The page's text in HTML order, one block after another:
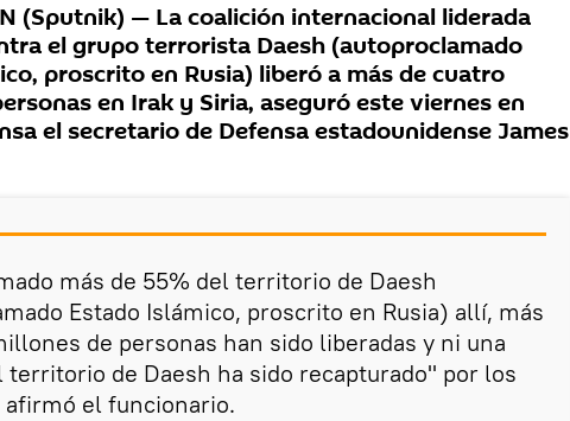
(Sputnik) — La coalición internacional liderada
el grupo terrorista Daesh (autoproclamado
proscrito en Rusia) liberó a más de cuatro
en Irak y Siria, aseguró este viernes en
el secretario de Defensa estadounidense James
más de 55% del territorio de Daesh
Estado Islámico, proscrito en Rusia) allí, más
de personas han sido liberadas y ni una
territorio de Daesh ha sido recapturado" por los
el funcionario.